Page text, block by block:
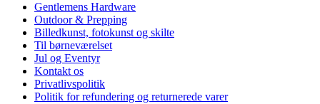
Gentlemens Hardware
Outdoor & Prepping
Billedkunst, fotokunst og skilte
Til børneværelset
Jul og Eventyr
Kontakt os
Privatlivspolitik
Politik for refundering og returnerede varer